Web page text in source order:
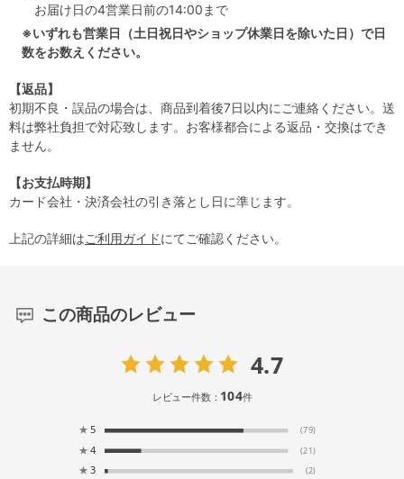
お届け日の4営業日前の14:00まで
※いずれも営業日（土日祝日やショップ休業日を除いた日）で日
数をお数えください。
【返品】
初期不良・誤品の場合は、商品到着後7日以内にご連絡ください。送
料は弊社負担で対応致します。お客様都合による返品・交換はでき
ません。
【お支払時期】
カード会社・決済会社の引き落とし日に準じます。
上記の詳細はご利用ガイドにてご確認ください。
この商品のレビュー
4.7
レビュー件数： 104件
★ 5 (79)
★ 4 (21)
★ 3 (2)